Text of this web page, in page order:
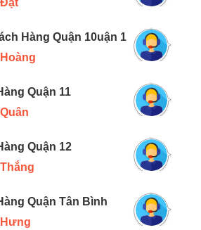
Đạt
Hàng Quận 10uận 1
Hoàng
Quận 11
Quận 12
Thắng
Quận Tân Bình
Hưng